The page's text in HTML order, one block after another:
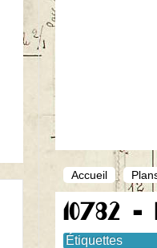
Accueil
10782 -
Étiquettes